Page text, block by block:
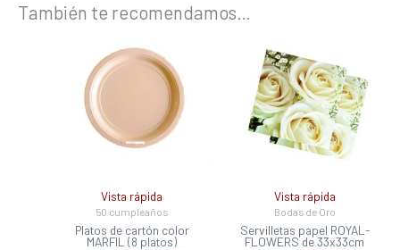
También te recomendamos…
Vista rápida
50 cumpleaños
Platos de cartón color
MARFIL (8 platos)
Vista rápida
Bodas de Oro
Servilletas papel ROYAL-
FLOWERS de 33x33cm